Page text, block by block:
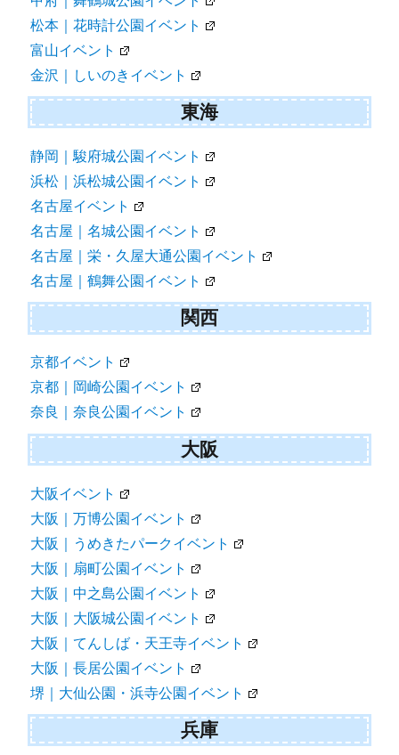
松本｜花時計公園イベント
富山イベント
金沢｜しいのきイベント
東海
静岡｜駿府城公園イベント
浜松｜浜松城公園イベント
名古屋イベント
名古屋｜名城公園イベント
名古屋｜栄・久屋大通公園イベント
名古屋｜鶴舞公園イベント
関西
京都イベント
京都｜岡崎公園イベント
奈良｜奈良公園イベント
大阪
大阪イベント
大阪｜万博公園イベント
大阪｜うめきたパークイベント
大阪｜扇町公園イベント
大阪｜中之島公園イベント
大阪｜大阪城公園イベント
大阪｜てんしば・天王寺イベント
大阪｜長居公園イベント
堺｜大仙公園・浜寺公園イベント
兵庫